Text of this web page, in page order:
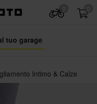
tuo garage
Intimo & Calze